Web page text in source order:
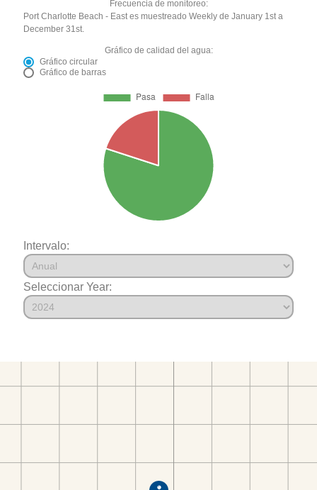
Frecuencia de monitoreo:
Port Charlotte Beach - East es muestreado Weekly de January 1st a
December 31st.
Gráfico de calidad del agua:
Gráfico circular
Gráfico de barras
Intervalo:
Seleccionar Year: